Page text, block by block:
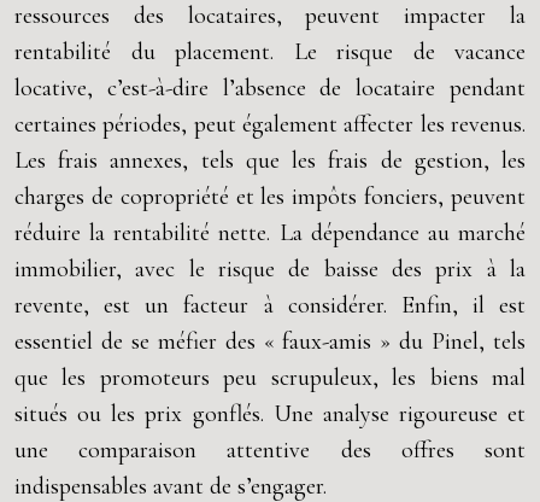
ressources des locataires, peuvent impacter la
rentabilité du placement. Le risque de vacance
locative, c’est-à-dire l’absence de locataire pendant
certaines périodes, peut également affecter les revenus.
Les frais annexes, tels que les frais de gestion, les
charges de copropriété et les impôts fonciers, peuvent
réduire la rentabilité nette. La dépendance au marché
immobilier, avec le risque de baisse des prix à la
revente, est un facteur à considérer. Enfin, il est
essentiel de se méfier des « faux-amis » du Pinel, tels
que les promoteurs peu scrupuleux, les biens mal
situés ou les prix gonflés. Une analyse rigoureuse et
une comparaison attentive des offres sont
indispensables avant de s’engager.